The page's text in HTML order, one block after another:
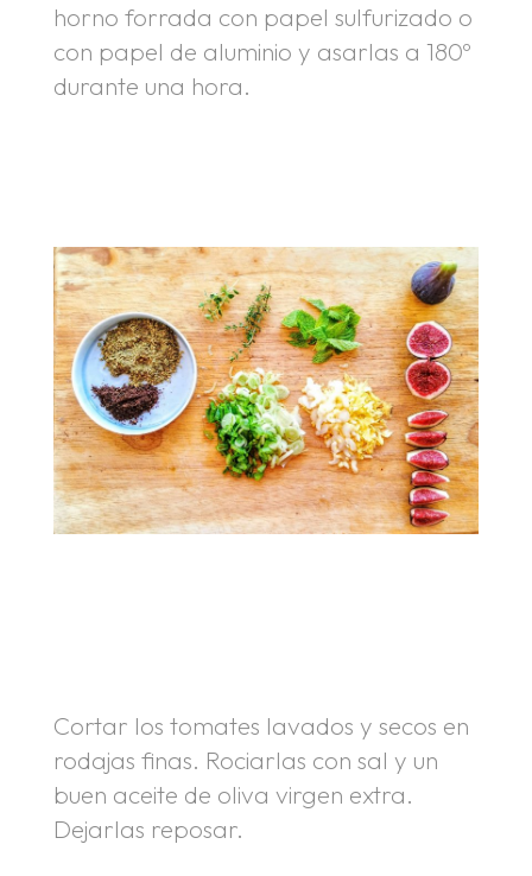
horno forrada con papel sulfurizado o
con papel de aluminio y asarlas a 180º
durante una hora.
Cortar los tomates lavados y secos en
rodajas finas. Rociarlas con sal y un
buen aceite de oliva virgen extra.
Dejarlas reposar.